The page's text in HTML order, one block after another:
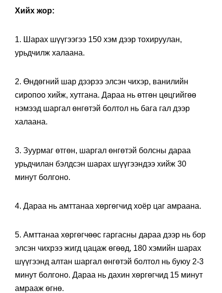
Хийх жор:
1. Шарах шүүгээгээ 150 хэм дээр тохируулан,
урьдчилж халаана.
2. Өндөгний шар дээрээ элсэн чихэр, ванилийн
сиропоо хийж, хутгана. Дараа нь өтгөн цөцгийгөө
нэмээд шаргал өнгөтэй болтол нь бага гал дээр
халаана.
3. Зуурмаг өтгөн, шаргал өнгөтэй болсны дараа
урьдчилан бэлдсэн шарах шүүгээндээ хийж 30
минут болгоно.
4. Дараа нь амттанаа хөргөгчид хоёр цаг амраана.
5. Амттанаа хөргөгчөөс гаргасны дараа дээр нь бор
элсэн чихрээ жигд цацаж өгөөд, 180 хэмийн шарах
шүүгээнд алтан шаргал өнгөтэй болтол нь буюу 2-3
минут болгоно. Дараа нь дахин хөргөгчид 15 минут
амрааж өгнө.